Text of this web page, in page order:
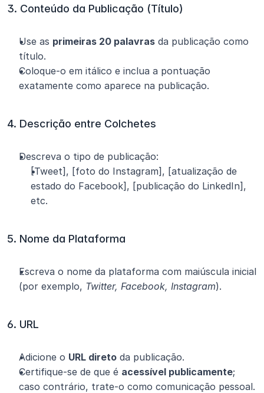
3. Conteúdo da Publicação (Título)
Use as primeiras 20 palavras da publicação como
título.
Coloque-o em itálico e inclua a pontuação
exatamente como aparece na publicação.
4. Descrição entre Colchetes
Descreva o tipo de publicação:
[Tweet], [foto do Instagram], [atualização de
estado do Facebook], [publicação do LinkedIn],
etc.
5. Nome da Plataforma
Escreva o nome da plataforma com maiúscula inicial
(por exemplo, Twitter, Facebook, Instagram).
6. URL
Adicione o URL direto da publicação.
Certifique-se de que é acessível publicamente;
caso contrário, trate-o como comunicação pessoal.